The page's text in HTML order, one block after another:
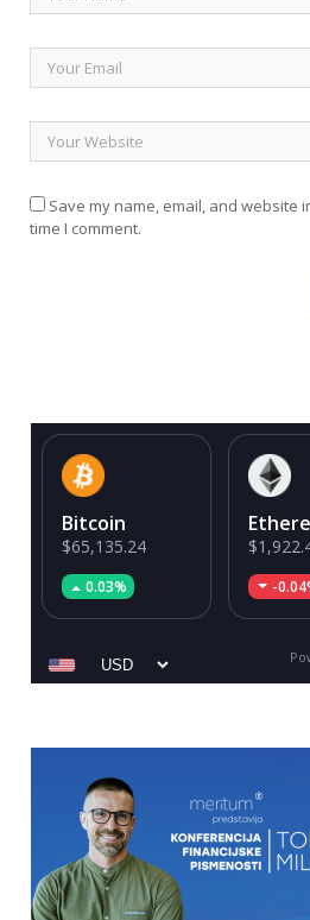
Save my name, email, and website
time I comment.
Bitcoin
$65,135.24
0.03% -